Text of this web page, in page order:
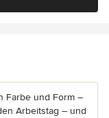
Farbe und Form –
Arbeitstag – und